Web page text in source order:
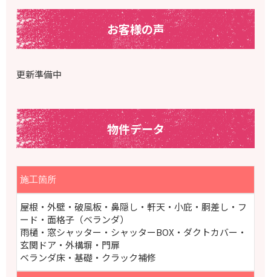
お客様の声
更新準備中
物件データ
施工箇所
屋根・外壁・破風板・鼻隠し・軒天・小庇・胴差し・フ
ード・面格子（ベランダ）
雨樋・窓シャッター・シャッターBOX・ダクトカバー・
玄関ドア・外構塀・門扉
ベランダ床・基礎・ クラック補修